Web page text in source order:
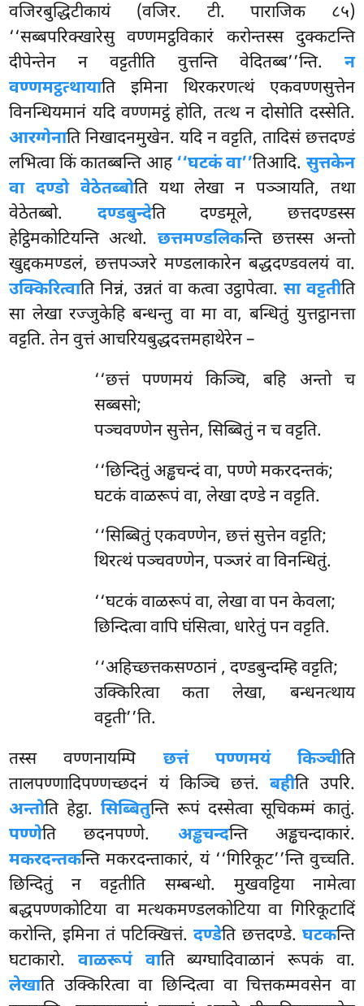
वजिरबुद्धिटीकायं (वजिर. टी. पाराजिक ८५)
‘‘सब्बपरिक्खारेसु वण्णमट्ठविकारं करोन्तस्स दुक्कटन्ति
दीपेन्तेन न वट्टतीति वुत्तन्ति वेदितब्ब’’न्ति. न
वण्णमट्ठत्थायाति इमिना थिरकरणत्थं एकवण्णसुत्तेन
विनन्धियमानं यदि वण्णमट्ठं होति, तत्थ न दोसोति दस्सेति.
आरग्गेनाति निखादनमुखेन. यदि न वट्टति, तादिसं छत्तदण्डं
लभित्वा किं कातब्बन्ति आह‘‘घटकं वा’’तिआदि. सुत्तकेन
वा दण्डो वेठेतब्बोति यथा लेखा न पञ्ञायति, तथा
वेठेतब्बो. दण्डबुन्देति दण्डमूले, छत्तदण्डस्स
हेट्ठिमकोटियन्ति अत्थो. छत्तमण्डलिकन्ति छत्तस्स अन्तो
खुद्दकमण्डलं, छत्तपञ्जरे मण्डलाकारेन बद्धदण्डवलयं वा.
उक्किरित्वाति निन्नं, उन्नतं वा कत्वा उट्ठापेत्वा. सा वट्टतीति
सा लेखा रज्जुकेहि बन्धन्तु वा मा वा, बन्धितुं युत्तट्ठानत्ता
वट्टति. तेन वुत्तं आचरियबुद्धदत्तमहाथेरेन –
‘‘छत्तं पण्णमयं किञ्चि, बहि अन्तो च
सब्बसो;
पञ्चवण्णेन सुत्तेन, सिब्बितुं न च वट्टति.
‘‘छिन्दितुं अड्ढचन्दं वा, पण्णे मकरदन्तकं;
घटकं वाळरूपं वा, लेखा दण्डे न वट्टति.
‘‘सिब्बितुं एकवण्णेन, छत्तं सुत्तेन वट्टति;
थिरत्थं पञ्चवण्णेन, पञ्जरं वा विनन्धितुं.
‘‘घटकं वाळरूपं वा, लेखा वा पन केवला;
छिन्दित्वा वापि घंसित्वा, धारेतुं पन वट्टति.
‘‘अहिच्छत्तकसण्ठानं , दण्डबुन्दम्हि वट्टति;
उक्किरित्वा कता लेखा, बन्धनत्थाय
वट्टती’’ति.
तस्स वण्णनायम्पि छत्तं पण्णमयं किञ्चीति
तालपण्णादिपण्णच्छदनं यं किञ्चि छत्तं.बहीति उपरि.
अन्तोति हेट्ठा.सिब्बितुन्ति रूपं दस्सेत्वा सूचिकम्मं कातुं.
पण्णेति छदनपण्णे. अड्ढचन्दन्ति अड्ढचन्दाकारं.
मकरदन्तकन्ति मकरदन्ताकारं, यं ‘‘गिरिकूट’’न्ति वुच्चति.
छिन्दितुं न वट्टतीति सम्बन्धो. मुखवट्टिया नामेत्वा
बद्धपण्णकोटिया वा मत्थकमण्डलकोटिया वा गिरिकूटादिं
करोन्ति, इमिना तं पटिक्खित्तं.दण्डेति छत्तदण्डे. घटकन्ति
घटाकारो. वाळरूपं वाति ब्यग्घादिवाळानं रूपकं वा.
लेखाति उक्किरित्वा वा छिन्दित्वा वा चित्तकम्मवसेन वा